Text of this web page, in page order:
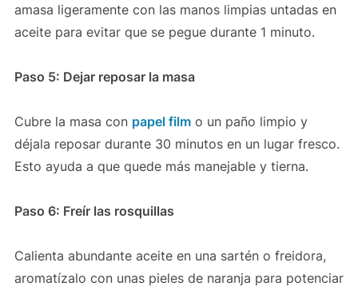
amasa ligeramente con las manos limpias untadas en
aceite para evitar que se pegue durante 1 minuto.
Paso 5: Dejar reposar la masa
Cubre la masa con papel filmo un paño limpio y
déjala reposar durante 30 minutos en un lugar fresco.
Esto ayuda a que quede más manejable y tierna.
Paso 6: Freír las rosquillas
Calienta abundante aceite en una sartén o freidora,
aromatízalo con unas pieles de naranja para potenciar